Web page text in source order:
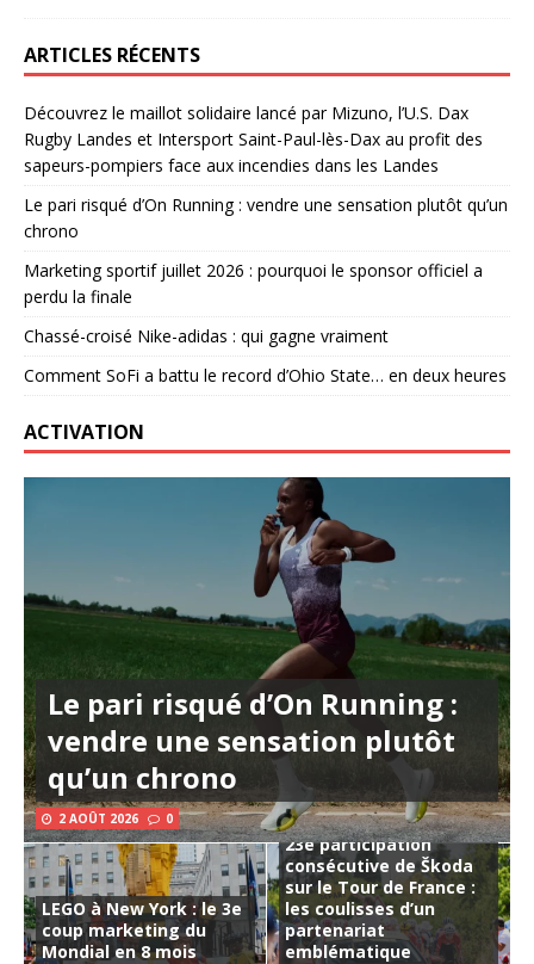
ARTICLES RÉCENTS
Découvrez le maillot solidaire lancé par Mizuno, l’U.S. Dax
Rugby Landes et Intersport Saint-Paul-lès-Dax au profit des
sapeurs-pompiers face aux incendies dans les Landes
Le pari risqué d’On Running : vendre une sensation plutôt qu’un
chrono
Marketing sportif juillet 2026 : pourquoi le sponsor officiel a
perdu la finale
Chassé-croisé Nike-adidas : qui gagne vraiment
Comment SoFi a battu le record d’Ohio State… en deux heures
ACTIVATION
Le pari risqué d’On Running :
vendre une sensation plutôt
qu’un chrono
2 AOÛT 2026 0
LEGO à New York : le 3e
coup marketing du
Mondial en 8 mois
23e participation
consécutive de Škoda
sur le Tour de France :
les coulisses d’un
partenariat
emblématique